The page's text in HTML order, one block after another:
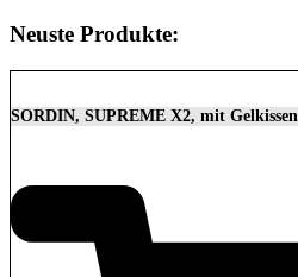
Neuste Produkte:
SORDIN, SUPREME X2, mit Gelkissen